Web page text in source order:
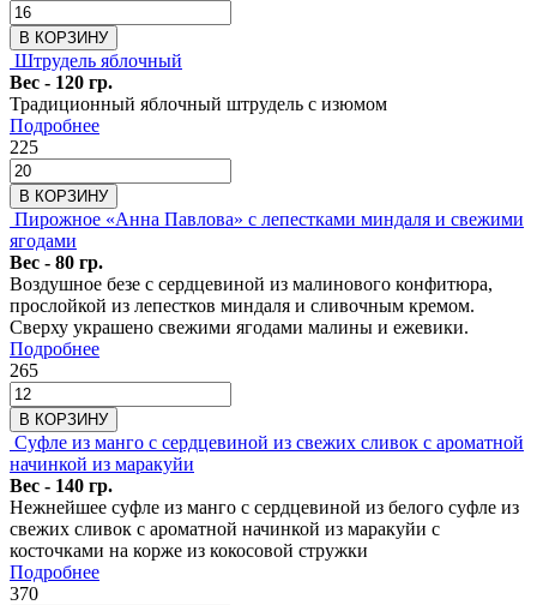
В КОРЗИНУ
Штрудель яблочный
Вес - 120 гр.
Традиционный яблочный штрудель с изюмом
Подробнее
225
В КОРЗИНУ
Пирожное «Анна Павлова» с лепестками миндаля и свежими
ягодами
Вес - 80 гр.
Воздушное безе с сердцевиной из малинового конфитюра,
прослойкой из лепестков миндаля и сливочным кремом.
Сверху украшено свежими ягодами малины и ежевики.
Подробнее
265
В КОРЗИНУ
Суфле из манго с сердцевиной из свежих сливок с ароматной
начинкой из маракуйи
Вес - 140 гр.
Нежнейшее суфле из манго с сердцевиной из белого суфле из
свежих сливок с ароматной начинкой из маракуйи с
косточками на корже из кокосовой стружки
Подробнее
370